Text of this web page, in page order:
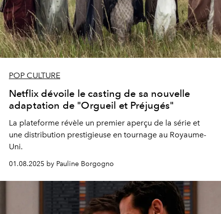
POP CULTURE
Netflix dévoile le casting de sa nouvelle
adaptation de "Orgueil et Préjugés"
La plateforme révèle un premier aperçu de la série et
une distribution prestigieuse en tournage au Royaume-
Uni.
01.08.2025 by Pauline Borgogno